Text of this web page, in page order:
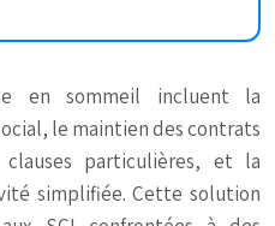
en sommeil incluent la
le maintien des contrats
particulières, et la
simplifiée. Cette solution